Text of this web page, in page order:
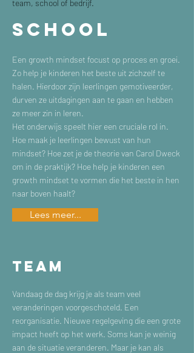
team, school of bedrijf.
SCHOOL
Een growth mindset focust op proces en groei.
Zo help je kinderen het beste uit zichzelf te
halen. Hierdoor zijn leerlingen gemotiveerder,
durven ze uitdagingen aan te gaan en hebben
ze meer zin in leren.
Het onderwijs speelt hier een cruciale rol in.
Hoe maak je leerlingen bewust van hun
mindset? Hoe zet je de theorie van Carol Dweck
om in de praktijk? Hoe help je kinderen een
growth mindset te vormen die het beste in hen
naar boven haalt?
Lees meer...
TEAM
Vandaag de dag krijg je als team veel
veranderingen voorgeschoteld. Een
reorganisatie. Nieuwe regelgeving die een grote
impact heeft op het werk. Soms kan je weinig
aan de situatie veranderen. Maar je kan als